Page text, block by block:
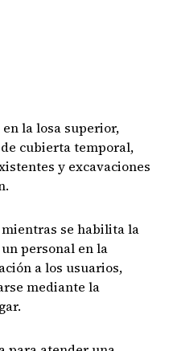
la losa superior,
cubierta temporal,
y excavaciones
se habilita la
personal en la
a los usuarios,
mediante la